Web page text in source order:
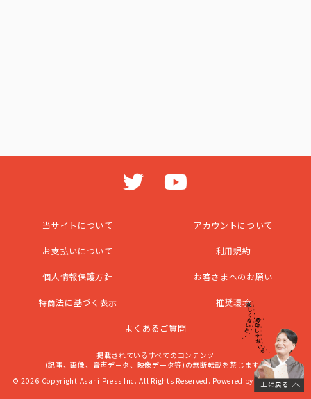
当サイトについて アカウントについて
お支払いについて 利用規約
個人情報保護方針 お客さまへのお願い
特商法に基づく表示 推奨環境
よくあるご質問
掲載されているすべてのコンテンツ
(記事、画像、音声データ、映像データ等)の無断転載を禁じます。
© 2026 Copyright Asahi Press Inc. All Rights Reserved. Powered bySKIYAKI Inc.